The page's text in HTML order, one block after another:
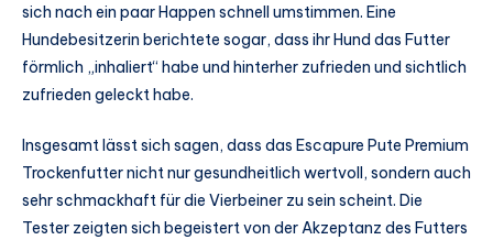
sich nach ein paar Happen schnell umstimmen. Eine
Hundebesitzerin berichtete sogar, dass ihr Hund das Futter
förmlich „inhaliert“ habe und hinterher zufrieden und sichtlich
zufrieden geleckt habe.
Insgesamt lässt sich sagen, dass das Escapure Pute Premium
Trockenfutter nicht nur gesundheitlich wertvoll, sondern auch
sehr schmackhaft für die Vierbeiner zu sein scheint. Die
Tester zeigten sich begeistert von der Akzeptanz des Futters